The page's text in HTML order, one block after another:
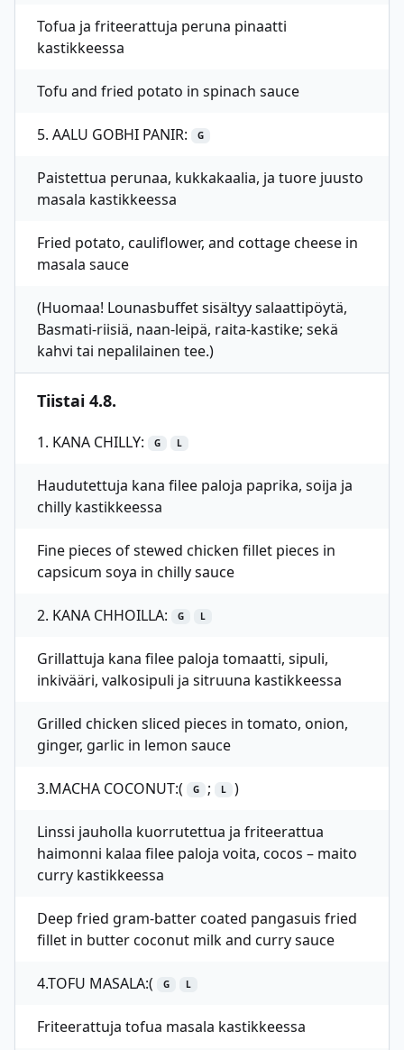
Tofua ja friteerattuja peruna pinaatti
kastikkeessa
Tofu and fried potato in spinach sauce
5. AALU GOBHI PANIR: G
Paistettua perunaa, kukkakaalia, ja tuore juusto
masala kastikkeessa
Fried potato, cauliflower, and cottage cheese in
masala sauce
(Huomaa! Lounasbuffet sisältyy salaattipöytä,
Basmati-riisiä, naan-leipä, raita-kastike; sekä
kahvi tai nepalilainen tee.)
Tiistai 4.8.
1. KANA CHILLY: G L
Haudutettuja kana filee paloja paprika, soija ja
chilly kastikkeessa
Fine pieces of stewed chicken fillet pieces in
capsicum soya in chilly sauce
2. KANA CHHOILLA: G L
Grillattuja kana filee paloja tomaatti, sipuli,
inkivääri, valkosipuli ja sitruuna kastikkeessa
Grilled chicken sliced pieces in tomato, onion,
ginger, garlic in lemon sauce
3.MACHA COCONUT:( G ; L )
Linssi jauholla kuorrutettua ja friteerattua
haimonni kalaa filee paloja voita, cocos – maito
curry kastikkeessa
Deep fried gram-batter coated pangasuis fried
fillet in butter coconut milk and curry sauce
4.TOFU MASALA:( G L
Friteerattuja tofua masala kastikkeessa